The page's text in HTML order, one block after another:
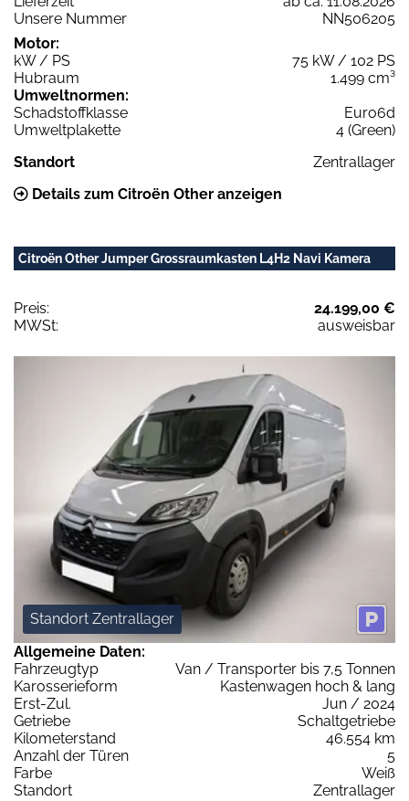
Unsere Nummer
NN506205
Motor:
kW / PS
75 kW / 102 PS
Hubraum
1.499 cm³
Umweltnormen:
Schadstoffklasse
Euro6d
Umweltplakette
4 (Green)
Standort
Zentrallager
Details zum Citroën Other anzeigen
Citroën Other Jumper Grossraumkasten L4H2 Navi Kamera
Preis:
24.199,00 €
MWSt:
ausweisbar
Standort Zentrallager
Allgemeine Daten:
Fahrzeugtyp
Van / Transporter bis 7,5 Tonnen
Karosserieform
Kastenwagen hoch & lang
Erst-Zul.
Jun / 2024
Getriebe
Schaltgetriebe
Kilometerstand
46.554 km
Anzahl der Türen
5
Farbe
Weiß
Standort
Zentrallager